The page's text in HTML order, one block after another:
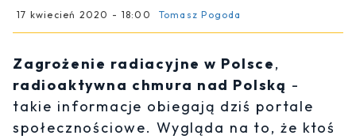
17 kwiecień 2020 - 18:00 Tomasz Pogoda
Zagrożenie radiacyjne w Polsce,
radioaktywna chmura nad Polską -
takie informacje obiegają dziś portale
społecznościowe. Wygląda na to, że ktoś